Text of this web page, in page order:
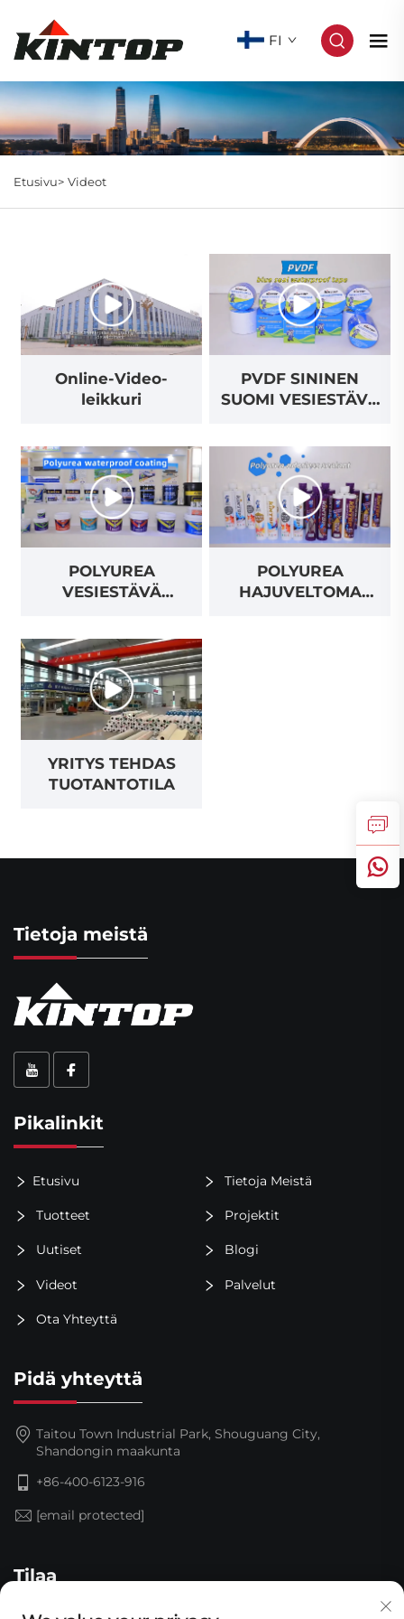
FI
Etusivu> Videot
Online-Video-
leikkuri
PVDF SININEN
SUOMI VESIESTÄVÄ
POLYUREA
VESIESTÄVÄ
POLYUREA
HAJUVELTOMA
YRITYS TEHDAS
TUOTANTOTILA
Tietoja meistä
Pikalinkit
Etusivu Tietoja Meistä
Tuotteet Projektit
Uutiset Blogi
Videot Palvelut
Ota Yhteyttä
Pidä yhteyttä
Taitou Town Industrial Park, Shouguang City,
Shandongin maakunta
+86-400-6123-916
[email protected]
Tilaa